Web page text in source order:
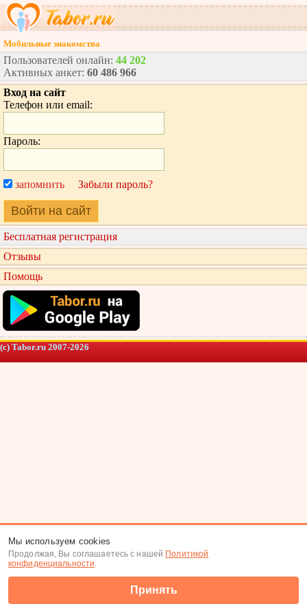
Мобильные знакомства
Пользователей онлайн: 44 202
Активных анкет: 60 486 966
Вход на сайт
Телефон или email:
Пароль:
запомнить Забыли пароль?
Войти на сайт
Бесплатная регистрация
Отзывы
Помощь
(c) Tabor.ru 2007-2026
Мы используем cookies
Продолжая, Вы соглашаетесь с нашей Политикой
конфиденциальности.
Принять